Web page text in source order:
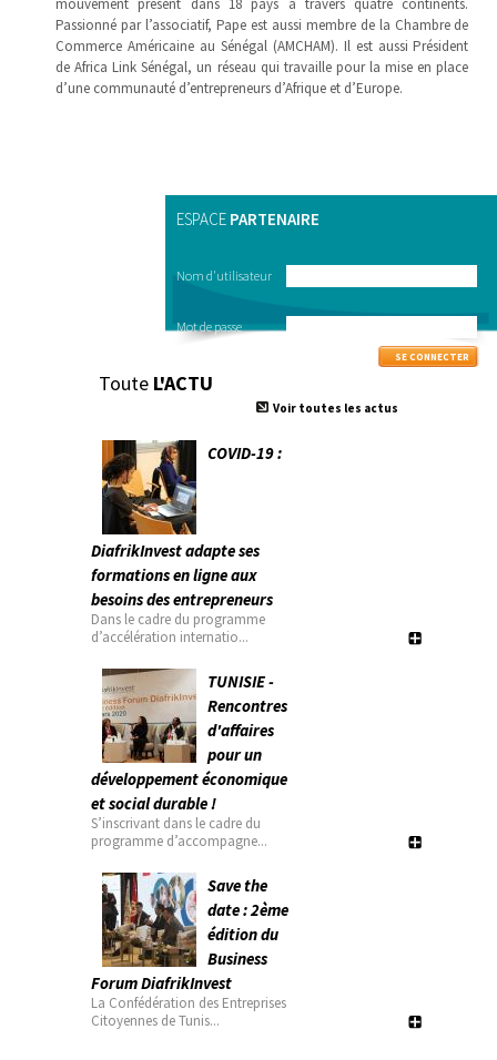
mouvement présent dans 18 pays à travers quatre continents.
Passionné par l’associatif, Pape est aussi membre de la Chambre de
Commerce Américaine au Sénégal (AMCHAM). Il est aussi Président
de Africa Link Sénégal, un réseau qui travaille pour la mise en place
d’une communauté d’entrepreneurs d’Afrique et d’Europe.
ESPACE PARTENAIRE
Nom d'utilisateur
Mot de passe
Toute L'ACTU
Voir toutes les actus
COVID-19 :
DiafrikInvest adapte ses
formations en ligne aux
besoins des entrepreneurs
Dans le cadre du programme
d’accélération internatio...
TUNISIE -
Rencontres
d'affaires
pour un
développement économique
et social durable !
S’inscrivant dans le cadre du
programme d’accompagne...
Save the
date : 2ème
édition du
Business
Forum DiafrikInvest
La Confédération des Entreprises
Citoyennes de Tunis...